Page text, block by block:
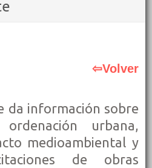
⇦Volver
da información sobre
urbana,
medioambiental y
de obras